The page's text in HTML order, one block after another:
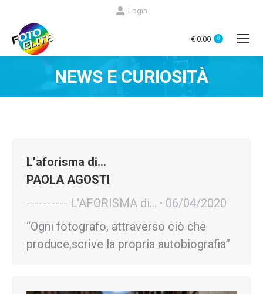
Login
€ 0.00 0
NEWS E CURIOSITÀ
You are here:
L’aforisma di…
PAOLA AGOSTI
---------- L'AFORISMA di...
06/04/2020
“Ogni fotografo, attraverso ciò che
produce,scrive la propria autobiografia”